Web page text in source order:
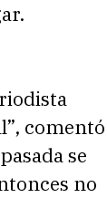
comentó
se
no